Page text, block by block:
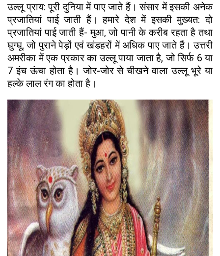
उल्लू प्राय: पूरी दुनिया में पाए जाते हैं। संसार में इसकी अनेक
प्रजातियां पाई जाती हैं। हमारे देश में इसकी मुख्यत: दो
प्रजातियां पाई जाती हैं- मुआ, जो पानी के करीब रहता है तथा
घुग्घू, जो पुराने पेड़ों एवं खंडहरों में अधिक पाए जाते हैं। उत्तरी
अमरीका में एक प्रकार का उल्लू पाया जाता है, जो सिर्फ 6 या
7 इंच ऊंचा होता है। जोर-जोर से चीखने वाला उल्लू भूरे या
हल्के लाल रंग का होता है।